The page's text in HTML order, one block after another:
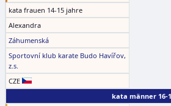
kata frauen 14-15 jahre
Alexandra
Záhumenská
Sportovní klub karate Budo Havířov,
z.s.
CZE
kata männer 16-